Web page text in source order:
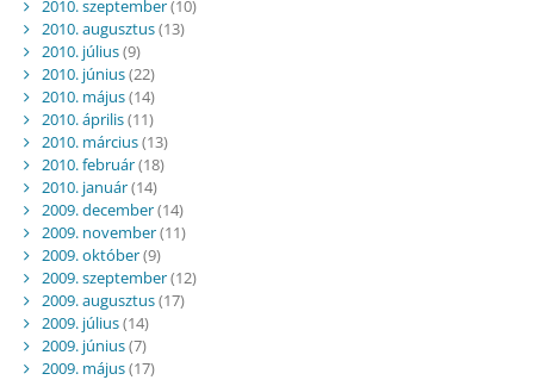
2010. szeptember(10)
2010. augusztus(13)
2010. július(9)
2010. június(22)
2010. május(14)
2010. április(11)
2010. március(13)
2010. február(18)
2010. január(14)
2009. december(14)
2009. november(11)
2009. október(9)
2009. szeptember(12)
2009. augusztus(17)
2009. július(14)
2009. június(7)
2009. május(17)